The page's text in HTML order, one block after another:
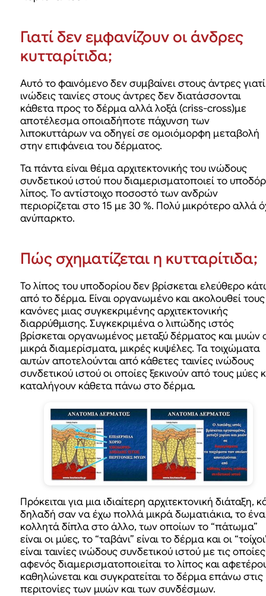
Γιατί δεν εμφανίζουν οι άνδρες
κυτταρίτιδα;
Αυτό το φαινόμενο δεν συμβαίνει στους άντρες γιατί
ινώδεις ταινίες στους άντρες δεν διατάσσονται
κάθετα προς το δέρμα αλλά λοξά (criss-cross)με
αποτέλεσμα οποιαδήποτε πάχυνση των
λιποκυττάρων να οδηγεί σε ομοιόμορφη μεταβολή
στην επιφάνεια του δέρματος.
Τα πάντα είναι θέμα αρχιτεκτονικής του ινώδους
συνδετικού ιστού που διαμερισματοποιεί το
λίπος. Το αντίστοιχο ποσοστό των ανδρών
περιορίζεται στο 15 με 30 %. Πολύ μικρότερο αλλά
ανύπαρκτο.
Πώς σχηματίζεται η κυτταρίτιδα;
Το λίπος του υποδορίου δεν βρίσκεται ελεύθερο
από το δέρμα. Είναι οργανωμένο και ακολουθεί τους
κανόνες μιας συγκεκριμένης αρχιτεκτονικής
διαρρύθμισης. Συγκεκριμένα ο λιπώδης ιστός
βρίσκεται οργανωμένος μεταξύ δέρματος και μυών
μικρά διαμερίσματα, μικρές κυψέλες. Τα τοιχώματα
αυτών αποτελούνται από κάθετες ταινίες ινώδους
συνδετικού ιστού οι οποίες ξεκινούν από τους μύες
καταλήγουν κάθετα πάνω στο δέρμα.
Πρόκειται για μια ιδιαίτερη αρχιτεκτονική διάταξη,
δηλαδή σαν να έχω πολλά μικρά δωματιάκια, το ένα
κολλητά δίπλα στο άλλο, των οποίων το “πάτωμα”
είναι οι μύες, το “ταβάνι” είναι το δέρμα και οι
είναι ταινίες ινώδους συνδετικού ιστού με τις οποίες
αφενός διαμερισματοποιείται το λίπος και
καθηλώνεται και συγκρατείται το δέρμα επάνω στις
περιτονίες των μυών και των συνδέσμων.